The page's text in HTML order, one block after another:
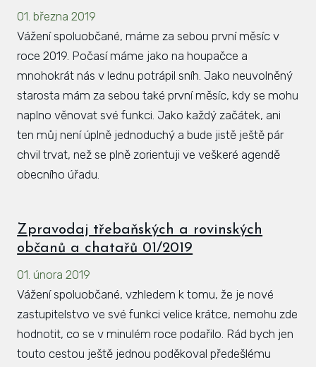
01. března 2019
Vážení spoluobčané, máme za sebou první měsíc v
roce 2019. Počasí máme jako na houpačce a
mnohokrát nás v lednu potrápil sníh. Jako neuvolněný
starosta mám za sebou také první měsíc, kdy se mohu
naplno věnovat své funkci. Jako každý začátek, ani
ten můj není úplně jednoduchý a bude jistě ještě pár
chvil trvat, než se plně zorientuji ve veškeré agendě
obecního úřadu.
Zpravodaj třebaňských a rovinských
občanů a chatařů 01/2019
01. února 2019
Vážení spoluobčané, vzhledem k tomu, že je nové
zastupitelstvo ve své funkci velice krátce, nemohu zde
hodnotit, co se v minulém roce podařilo. Rád bych jen
touto cestou ještě jednou poděkoval předešlému